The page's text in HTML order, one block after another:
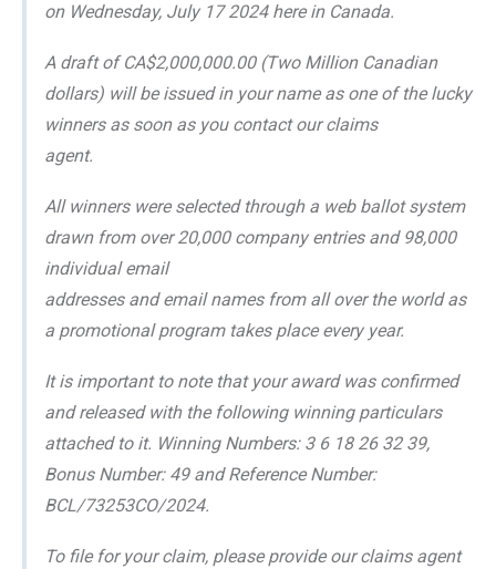
on Wednesday, July 17 2024 here in Canada.
A draft of CA$2,000,000.00 (Two Million Canadian
dollars) will be issued in your name as one of the lucky
winners as soon as you contact our claims
agent.
All winners were selected through a web ballot system
drawn from over 20,000 company entries and 98,000
individual email
addresses and email names from all over the world as
a promotional program takes place every year.
It is important to note that your award was confirmed
and released with the following winning particulars
attached to it. Winning Numbers: 3 6 18 26 32 39,
Bonus Number: 49 and Reference Number:
BCL/73253CO/2024.
To file for your claim, please provide our claims agent